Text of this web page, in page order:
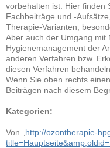
vorbehalten ist. Hier finden
Fachbeiträge und -
Therapie-Varianten,
Aber auch der Umgang mit
Hygienemanagement der
anderen Verfahren bzw.
diesen Verfahren
Wenn Sie oben rechts
Beiträgen nach diesem
Kategorien:
Von „ http://ozontherapie-